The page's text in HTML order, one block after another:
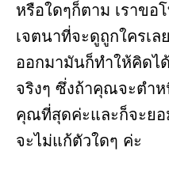
หรือใดๆก็ตาม เราขอ
เจตนาที่จะดูถูกใครเ
ออกมามันก็ทำให้คิดไ
จริงๆ ซึ่งถ้าคุณจะตำห
คุณที่สุดค่ะและก็จะย
จะไม่แก้ตัวใดๆ ค่ะ